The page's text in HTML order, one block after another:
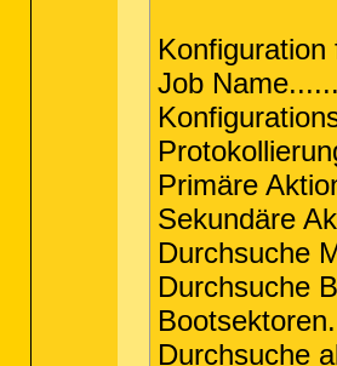
Job
Primäre
Sekundäre
Durchsuche
Durchsuche
Durchsuche